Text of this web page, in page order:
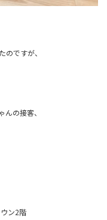
ですが、
の接客、
ン2階